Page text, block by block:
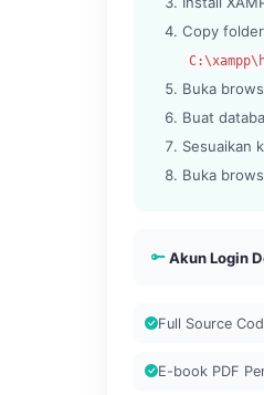
Copy folder
Buka
Buat
Sesuaikan
Buka
Akun Login
Full Source
E-book PDF